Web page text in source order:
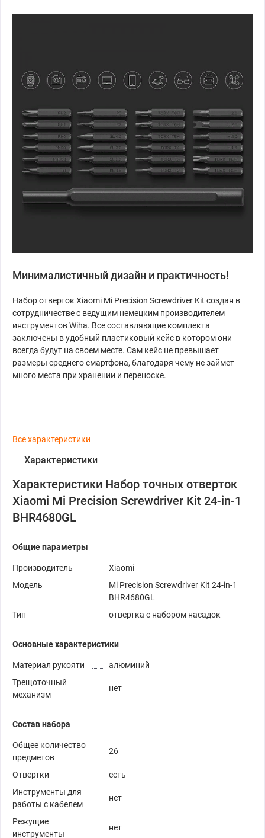
Минималистичный дизайн и практичность!
Набор отверток Xiaomi Mi Precision Screwdriver Kit создан в
сотрудничестве с ведущим немецким производителем
инструментов Wiha. Все составляющие комплекта
заключены в удобный пластиковый кейс в котором они
всегда будут на своем месте. Сам кейс не превышает
размеры среднего смартфона, благодаря чему не займет
много места при хранении и переноске.
Все характеристики
Характеристики
Характеристики Набор точных отверток
Xiaomi Mi Precision Screwdriver Kit 24-in-1
BHR4680GL
Общие параметры
Производитель
Xiaomi
Модель
Mi Precision Screwdriver Kit 24-in-1
BHR4680GL
Тип
отвертка с набором насадок
Основные характеристики
Материал рукояти
алюминий
Трещоточный
механизм
нет
Состав набора
Общее количество
предметов
26
Отвертки
есть
Инструменты для
работы с кабелем
нет
Режущие
инструменты
нет